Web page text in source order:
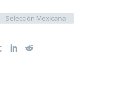
Selección Mexicana